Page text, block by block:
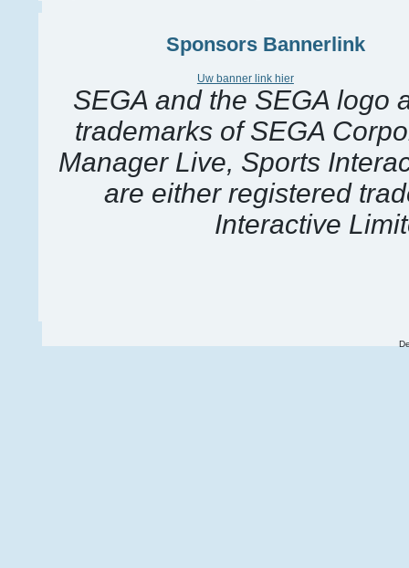
Sponsors Bannerlink
Uw banner link hier
SEGA and the SEGA logo
trademarks of SEGA
Manager Live, Sports
are either registered
Interactive